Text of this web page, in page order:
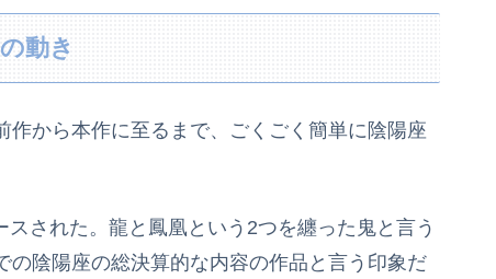
動き
から本作に至るまで、ごくごく簡単に陰陽座
された。龍と鳳凰という2つを纏った鬼と言う
陰陽座の総決算的な内容の作品と言う印象だ